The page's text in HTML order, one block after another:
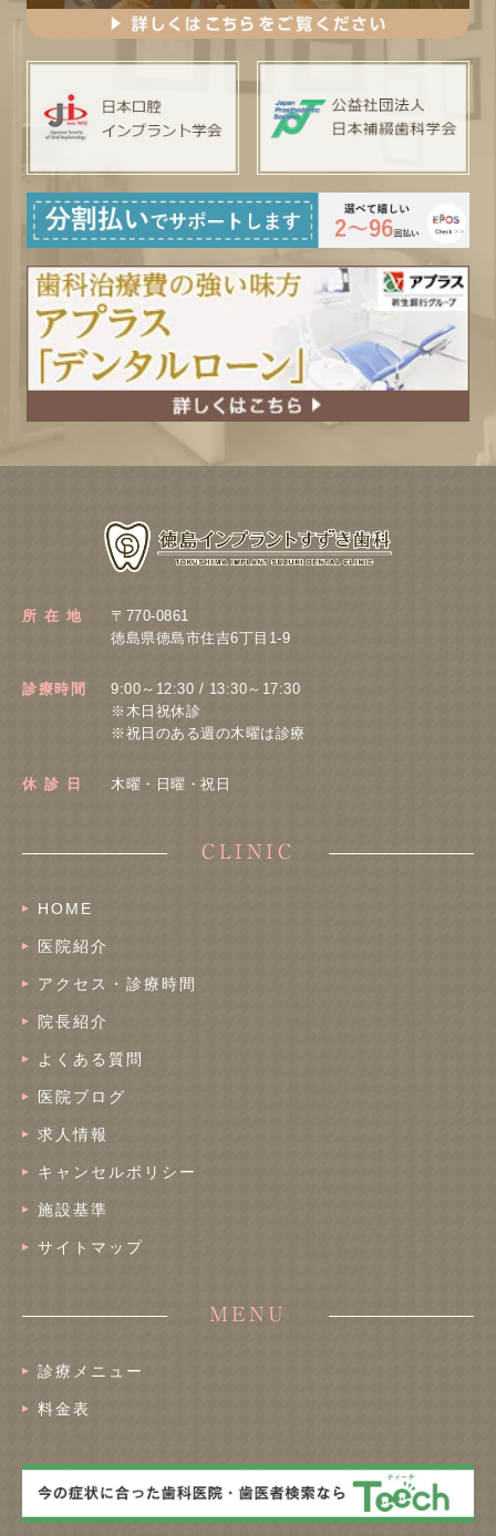
所 在 地
〒770-0861
徳島県徳島市住吉6丁目1-9
診療時間
9:00～12:30 / 13:30～17:30
※木日祝休診
※祝日のある週の木曜は診療
休 診 日 木曜・日曜・祝日
CLINIC
HOME
医院紹介
アクセス・診療時間
院長紹介
よくある質問
医院ブログ
求人情報
キャンセルポリシー
施設基準
サイトマップ
MENU
診療メニュー
料金表